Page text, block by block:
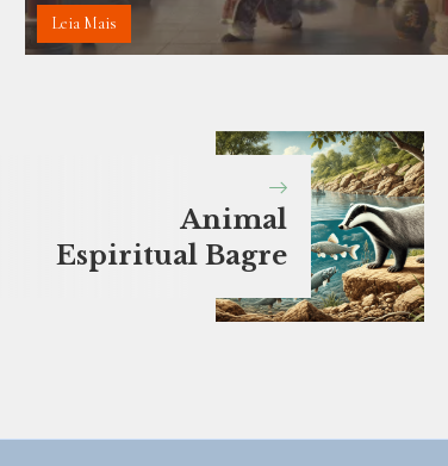
Leia Mais
Animal
Espiritual Bagre